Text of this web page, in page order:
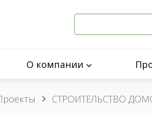
О компании
СТРОИТЕЛЬСТВО